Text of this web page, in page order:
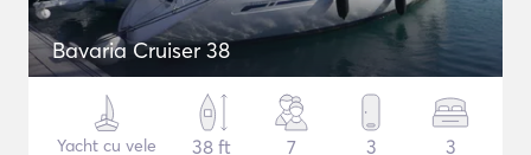
Bavaria Cruiser 38
Yacht cu vele
38 ft
7 3 3